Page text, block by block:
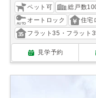
ペット可 総戸数
オートロック
住宅
フラット35・フラット
見学予約